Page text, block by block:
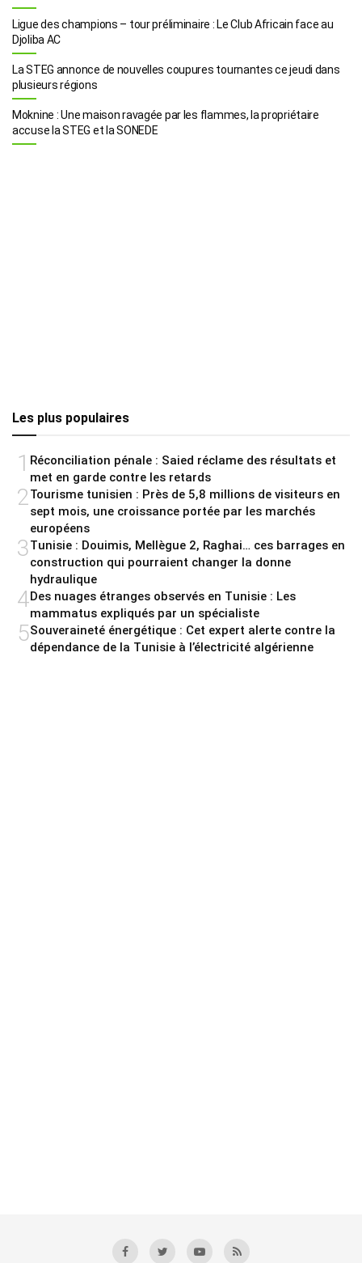
Ligue des champions – tour préliminaire : Le Club Africain face au
Djoliba AC
La STEG annonce de nouvelles coupures tournantes ce jeudi dans
plusieurs régions
Moknine : Une maison ravagée par les flammes, la propriétaire
accuse la STEG et la SONEDE
Les plus populaires
1 Réconciliation pénale : Saied réclame des résultats et
met en garde contre les retards
2Tourisme tunisien : Près de 5,8 millions de visiteurs en
sept mois, une croissance portée par les marchés
européens
3Tunisie : Douimis, Mellègue 2, Raghai… ces barrages en
construction qui pourraient changer la donne
hydraulique
4Des nuages étranges observés en Tunisie : Les
mammatus expliqués par un spécialiste
5Souveraineté énergétique : Cet expert alerte contre la
dépendance de la Tunisie à l’électricité algérienne